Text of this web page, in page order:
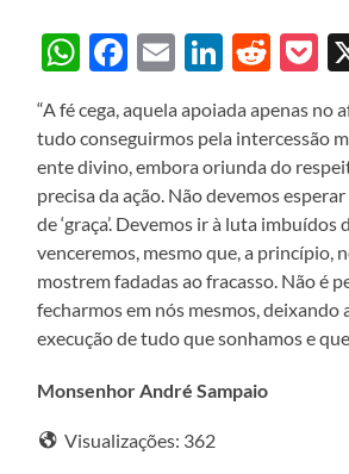
WhatsApp
Facebook
Email
“A fé cega, aquela apoiada apenas no
tudo conseguirmos pela intercessão
ente divino, embora oriunda do
precisa da ação. Não devemos
de ‘graça’. Devemos ir à luta imbuídos
venceremos, mesmo que, a princípio,
mostrem fadadas ao fracasso. Não é
fecharmos em nós mesmos, deixando
execução de tudo que sonhamos e
Monsenhor André Sampaio
Visualizações: 362